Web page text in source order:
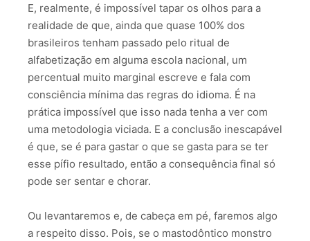
E, realmente, é impossível tapar os olhos para a
realidade de que, ainda que quase 100% dos
brasileiros tenham passado pelo ritual de
alfabetização em alguma escola nacional, um
percentual muito marginal escreve e fala com
consciência mínima das regras do idioma. É na
prática impossível que isso nada tenha a ver com
uma metodologia viciada. E a conclusão inescapável
é que, se é para gastar o que se gasta para se ter
esse pífio resultado, então a consequência final só
pode ser sentar e chorar.
Ou levantaremos e, de cabeça em pé, faremos algo
a respeito disso. Pois, se o mastodôntico monstro